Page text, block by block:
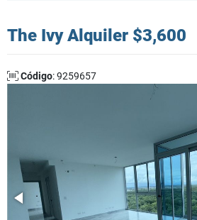
The Ivy Alquiler $3,600
Código: 9259657